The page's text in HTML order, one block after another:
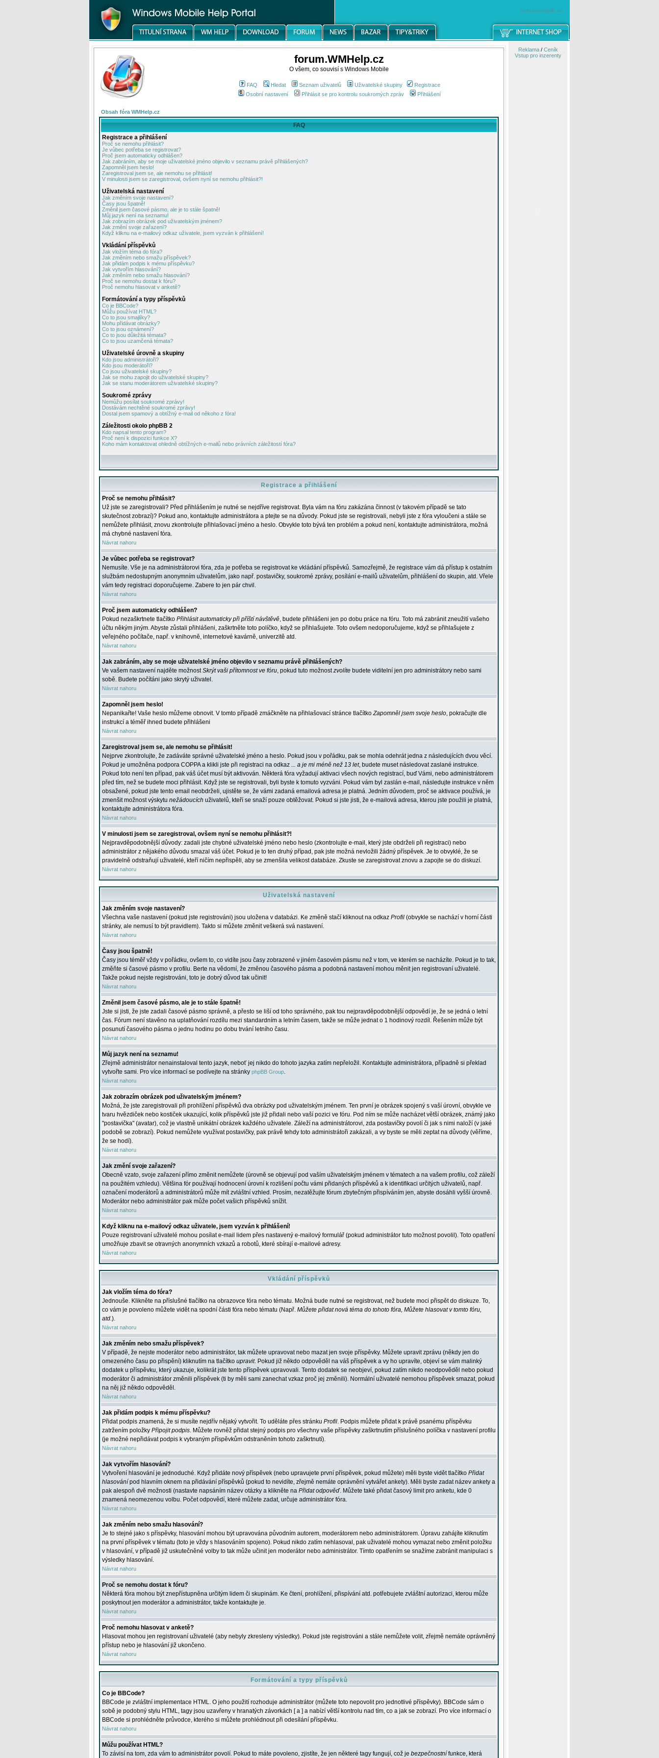
windowsmobile.cz
forum.WMHelp.cz
O všem, co souvisí s Windows Mobile
FAQ Hledat Seznam uživatelů Uživatelské skupiny
Registrace
Osobní nastavení
Přihlásit se pro kontrolu soukromých zpráv Přihlášení
Obsah fóra WMHelp.cz
FAQ
Registrace a přihlášení
Proč se nemohu přihlásit?
Je vůbec potřeba se registrovat?
Proč jsem automaticky odhlášen?
Jak zabráním, aby se moje uživatelské jméno objevilo v seznamu právě přihlášených?
Zapomněl jsem heslo!
Zaregistroval jsem se, ale nemohu se přihlásit!
V minulosti jsem se zaregistroval, ovšem nyní se nemohu přihlásit?!
Uživatelská nastavení
Jak změním svoje nastavení?
Časy jsou špatně!
Změnil jsem časové pásmo, ale je to stále špatně!
Můj jazyk není na seznamu!
Jak zobrazím obrázek pod uživatelským jménem?
Jak změní svoje zařazení?
Když kliknu na e-mailový odkaz uživatele, jsem vyzván k přihlášení!
Vkládání příspěvků
Jak vložím téma do fóra?
Jak změním nebo smažu příspěvek?
Jak přidám podpis k mému příspěvku?
Jak vytvořím hlasování?
Jak změním nebo smažu hlasování?
Proč se nemohu dostat k fóru?
Proč nemohu hlasovat v anketě?
Formátování a typy příspěvků
Co je BBCode?
Můžu používat HTML?
Co to jsou smajlíky?
Mohu přidávat obrázky?
Co to jsou oznámení?
Co to jsou důležitá témata?
Co to jsou uzamčená témata?
Uživatelské úrovně a skupiny
Kdo jsou administrátoři?
Kdo jsou moderátoři?
Co jsou uživatelské skupiny?
Jak se mohu zapojit do uživatelské skupiny?
Jak se stanu moderátorem uživatelské skupiny?
Soukromé zprávy
Nemůžu posílat soukromé zprávy!
Dostávám nechtěné soukromé zprávy!
Dostal jsem spamový a obtížný e-mail od někoho z fóra!
Záležitosti okolo phpBB 2
Kdo napsal tento program?
Proč není k dispozici funkce X?
Koho mám kontaktovat ohledně obtížných e-mailů nebo právních záležitostí fóra?
Registrace a přihlášení
Proč se nemohu přihlásit?
Už jste se zaregistrovali? Před přihlášením je nutné se nejdříve registrovat. Byla vám na fóru zakázána činnost (v takovém případě se tato
skutečnost zobrazí)? Pokud ano, kontaktujte administrátora a ptejte se na důvody. Pokud jste se registrovali, nebyli jste z fóra vyloučeni a stále se
nemůžete přihlásit, znovu zkontrolujte přihlašovací jméno a heslo. Obvykle toto bývá ten problém a pokud není, kontaktujte administrátora, možná
má chybné nastavení fóra.
Návrat nahoru
Je vůbec potřeba se registrovat?
Nemusíte. Vše je na administrátorovi fóra, zda je potřeba se registrovat ke vkládání příspěvků. Samozřejmě, že registrace vám dá přístup k ostatním
službám nedostupným anonymním uživatelům, jako např. postavičky, soukromé zprávy, posílání e-mailů uživatelům, přihlášení do skupin, atd. Vřele
vám tedy registraci doporučujeme. Zabere to jen pár chvil.
Návrat nahoru
Proč jsem automaticky odhlášen?
Pokud nezaškrtnete tlačítko Přihlásit automaticky při příští návštěvě, budete přihlášeni jen po dobu práce na fóru. Toto má zabránit zneužití vašeho
účtu někým jiným. Abyste zůstali přihlášeni, zaškrtněte toto políčko, když se přihlašujete. Toto ovšem nedoporučujeme, když se přihlašujete z
veřejného počítače, např. v knihovně, internetové kavárně, univerzitě atd.
Návrat nahoru
Jak zabráním, aby se moje uživatelské jméno objevilo v seznamu právě přihlášených?
Ve vašem nastavení najděte možnostSkrýt vaši přítomnost ve fóru, pokud tuto možnostzvolíte budete viditelní jen pro administrátory nebo sami
sobě. Budete počítáni jako skrytý uživatel.
Návrat nahoru
Zapomněl jsem heslo!
Nepanikařte! Vaše heslo můžeme obnovit. V tomto případě zmáčkněte na přihlašovací stránce tlačítkoZapomněl jsem svoje heslo, pokračujte dle
instrukcí a téměř ihned budete přihlášeni
Návrat nahoru
Zaregistroval jsem se, ale nemohu se přihlásit!
Nejprve zkontrolujte, že zadáváte správné uživatelské jméno a heslo. Pokud jsou v pořádku, pak se mohla odehrát jedna z následujících dvou věcí.
Pokud je umožněna podpora COPPA a klikli jste při registraci na odkaz ... a je mi méně než 13 let, budete muset následovat zaslané instrukce.
Pokud toto není ten případ, pak váš účet musí být aktivován. Některá fóra vyžadují aktivaci všech nových registrací, buď Vámi, nebo administrátorem
před tím, než se budete moci přihlásit. Když jste se registrovali, byli byste k tomuto vyzváni. Pokud vám byl zaslán e-mail, následujte instrukce v něm
obsažené, pokud jste tento email neobdrželi, ujistěte se, že vámi zadaná emailová adresa je platná. Jedním důvodem, proč se aktivace používá, je
zmenšit možnost výskytu nežádoucích uživatelů, kteří se snaží pouze obtěžovat. Pokud si jste jisti, že e-mailová adresa, kterou jste použili je platná,
kontaktujte administrátora fóra.
Návrat nahoru
V minulosti jsem se zaregistroval, ovšem nyní se nemohu přihlásit?!
Nejpravděpodobnější důvody: zadali jste chybné uživatelské jméno nebo heslo (zkontrolujte e-mail, který jste obdrželi při registraci) nebo
administrátor z nějakého důvodu smazal váš účet. Pokud je to ten druhý případ, pak jste možná nevložili žádný příspěvek. Je to obvyklé, že se
pravidelně odstraňují uživatelé, kteří ničím nepřispěli, aby se zmenšila velikost databáze. Zkuste se zaregistrovat znovu a zapojte se do diskuzí.
Návrat nahoru
Uživatelská nastavení
Jak změním svoje nastavení?
Všechna vaše nastavení (pokud jste registrováni) jsou uložena v databázi. Ke změně stačí kliknout na odkaz Profil (obvykle se nachází v horní části
stránky, ale nemusí to být pravidlem). Takto si můžete změnit veškerá svá nastavení.
Návrat nahoru
Časy jsou špatně!
Časy jsou téměř vždy v pořádku, ovšem to, co vidíte jsou časy zobrazené v jiném časovém pásmu než v tom, ve kterém se nacházíte. Pokud je to tak,
změňte si časové pásmo v profilu. Berte na vědomí, že změnou časového pásma a podobná nastavení mohou měnit jen registrovaní uživatelé.
Takže pokud nejste registrováni, toto je dobrý důvod tak učinit!
Návrat nahoru
Změnil jsem časové pásmo, ale je to stále špatně!
Jste si jisti, že jste zadali časové pásmo správně, a přesto se liší od toho správného, pak tou nejpravděpodobnější odpovědí je, že se jedná o letní
čas. Fórum není stavěno na uplatňování rozdílu mezi standardním a letním časem, takže se může jednat o 1 hodinový rozdíl. Řešením může být
posunutí časového pásma o jednu hodinu po dobu trvání letního času.
Návrat nahoru
Můj jazyk není na seznamu!
Zřejmě administrátor nenainstaloval tento jazyk, neboť jej nikdo do tohoto jazyka zatím nepřeložil. Kontaktujte administrátora, případně si překlad
vytvořte sami. Pro více informací se podívejte na stránky phpBB Group.
Návrat nahoru
Jak zobrazím obrázek pod uživatelským jménem?
Možná, že jste zaregistrovali při prohlížení příspěvků dva obrázky pod uživatelským jménem. Ten první je obrázek spojený s vaší úrovní, obvykle ve
tvaru hvězdiček nebo kostiček ukazující, kolik příspěvků jste již přidali nebo vaší pozici ve fóru. Pod ním se může nacházet větší obrázek, známý jako
"postavička" (avatar), což je vlastně unikátní obrázek každého uživatele. Záleží na administrátorovi, zda postavičky povolí či jak s nimi naloží (v jaké
podobě se zobrazí). Pokud nemůžete využívat postavičky, pak právě tehdy toto administrátoři zakázali, a vy byste se měli zeptat na důvody (věříme,
že se hodí).
Návrat nahoru
Jak změní svoje zařazení?
Obecně vzato, svoje zařazení přímo změnit nemůžete (úrovně se objevují pod vaším uživatelským jménem v tématech a na vašem profilu, což záleží
na použitém vzhledu). Většina fór používají hodnocení úrovní k rozlišení počtu vámi přidaných příspěvků a k identifikaci určitých uživatelů, např.
označení moderátorů a administrátorů může mít zvláštní vzhled. Prosím, nezatěžujte fórum zbytečným přispíváním jen, abyste dosáhli vyšší úrovně.
Moderátor nebo administrátor pak může počet vašich příspěvků snížit.
Návrat nahoru
Když kliknu na e-mailový odkaz uživatele, jsem vyzván k přihlášení!
Pouze registrovaní uživatelé mohou posílat e-mail lidem přes nastavený e-mailový formulář (pokud administrátor tuto možnost povolil). Toto opatření
umožňuje zbavit se otravných anonymních vzkazů a robotů, které sbírají e-mailové adresy.
Návrat nahoru
Vkládání příspěvků
Jak vložím téma do fóra?
Jednouše. Klikněte na příslušné tlačítko na obrazovce fóra nebo tématu. Možná bude nutné se registrovat, než budete moci přispět do diskuze. To,
co vám je povoleno můžete vidět na spodní části fóra nebo tématu (Např. Můžete přidat nová téma do tohoto fóra, Můžete hlasovat v tomto fóru,
atd.).
Návrat nahoru
Jak změním nebo smažu příspěvek?
V případě, že nejste moderátor nebo administrátor, tak můžete upravovat nebo mazat jen svoje příspěvky. Můžete upravit zprávu (někdy jen do
omezeného času po přispění) kliknutím na tlačítko upravit. Pokud již někdo odpověděl na váš příspěvek a vy ho upravíte, objeví se vám malinký
dodatek u příspěvku, který ukazuje, kolikrát jste tento příspěvek upravovali. Tento dodatek se neobjeví, pokud zatím nikdo neodpověděl nebo pokud
moderátor či administrátor změnili příspěvek (ti by měli sami zanechat vzkaz proč jej změnili). Normální uživatelé nemohou příspěvek smazat, pokud
na něj již někdo odpověděl.
Návrat nahoru
Jak přidám podpis k mému příspěvku?
Přidat podpis znamená, že si musíte nejdřív nějaký vytvořit. To uděláte přes stránku Profil. Podpis můžete přidat k právě psanému příspěvku
zatržením položky Připojit podpis. Můžete rovněž přidat stejný podpis pro všechny vaše příspěvky zaškrtnutím příslušného políčka v nastavení profilu
(je možné nepřidávat podpis k vybraným příspěvkům odstraněním tohoto zaškrtnutí).
Návrat nahoru
Jak vytvořím hlasování?
Vytvoření hlasování je jednoduché. Když přidáte nový příspěvek (nebo upravujete první příspěvek, pokud můžete) měli byste vidět tlačítko Přidat
hlasování pod hlavním oknem na přidávání příspěvků (pokud to nevidíte, zřejmě nemáte oprávnění vytvářet ankety). Měli byste zadat název ankety a
pak alespoň dvě možnosti (nastavte napsáním název otázky a klikněte na Přidat odpověď. Můžete také přidat časový limit pro anketu, kde 0
znamená neomezenou volbu. Počet odpovědí, které můžete zadat, určuje administrátor fóra.
Návrat nahoru
Jak změním nebo smažu hlasování?
Je to stejné jako s příspěvky, hlasování mohou být upravována původním autorem, moderátorem nebo administrátorem. Úpravu zahájíte kliknutím
na první příspěvek v tématu (toto je vždy s hlasováním spojeno). Pokud nikdo zatím nehlasoval, pak uživatelé mohou vymazat nebo změnit položku
v hlasování, v případě již uskutečněné volby to tak může učinit jen moderátor nebo administrátor. Tímto opatřením se snažíme zabránit manipulaci s
výsledky hlasování.
Návrat nahoru
Proč se nemohu dostat k fóru?
Některá fóra mohou být znepřístupněna určitým lidem či skupinám. Ke čtení, prohlížení, přispívání atd. potřebujete zvláštní autorizaci, kterou může
poskytnout jen moderátor a administrátor, takže kontaktujte je.
Návrat nahoru
Proč nemohu hlasovat v anketě?
Hlasovat mohou jen registrovaní uživatelé (aby nebyly zkresleny výsledky). Pokud jste registrováni a stále nemůžete volit, zřejmě nemáte oprávněný
přístup nebo je hlasování již ukončeno.
Návrat nahoru
Formátování a typy příspěvků
Co je BBCode?
BBCode je zvláštní implementace HTML. O jeho použití rozhoduje administrátor (můžete toto nepovolit pro jednotlivé příspěvky). BBCode sám o
sobě je podobný stylu HTML, tagy jsou uzavřeny v hranatých závorkách [ a ] a nabízí větší kontrolu nad tím, co a jak se zobrazí. Pro více informací o
BBCode si prohlédněte průvodce, kterého si můžete prohlédnout při odesílání příspěvku.
Návrat nahoru
Můžu používat HTML?
To závisí na tom, zda vám to administrátor povolí. Pokud to máte povoleno, zjistíte, že jen některé tagy fungují, což je bezpečnostní funkce, která
Reklama/ Ceník
Vstup pro inzerenty